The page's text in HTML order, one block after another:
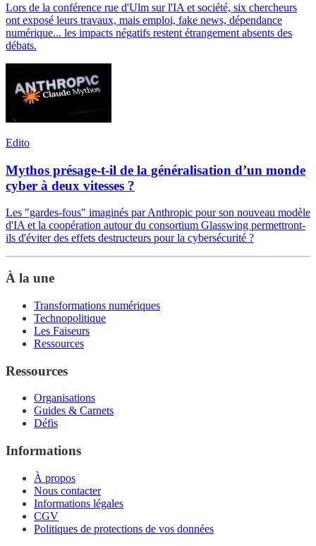
Lors de la conférence rue d'Ulm sur l'IA et société, six chercheurs
ont exposé leurs travaux, mais emploi, fake news, dépendance
numérique... les impacts négatifs restent étrangement absents des
débats.
Edito
Mythos présage-t-il de la généralisation d’un monde
cyber à deux vitesses ?
Les "gardes-fous" imaginés par Anthropic pour son nouveau modèle
d'IA et la coopération autour du consortium Glasswing permettront-
ils d'éviter des effets destructeurs pour la cybersécurité ?
À la une
Transformations numériques
Technopolitique
Les Faiseurs
Ressources
Ressources
Organisations
Guides & Carnets
Défis
Informations
À propos
Nous contacter
Informations légales
CGV
Politiques de protections de vos données